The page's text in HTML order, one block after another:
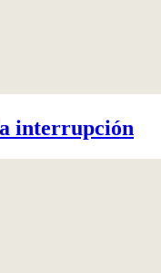
interrupción